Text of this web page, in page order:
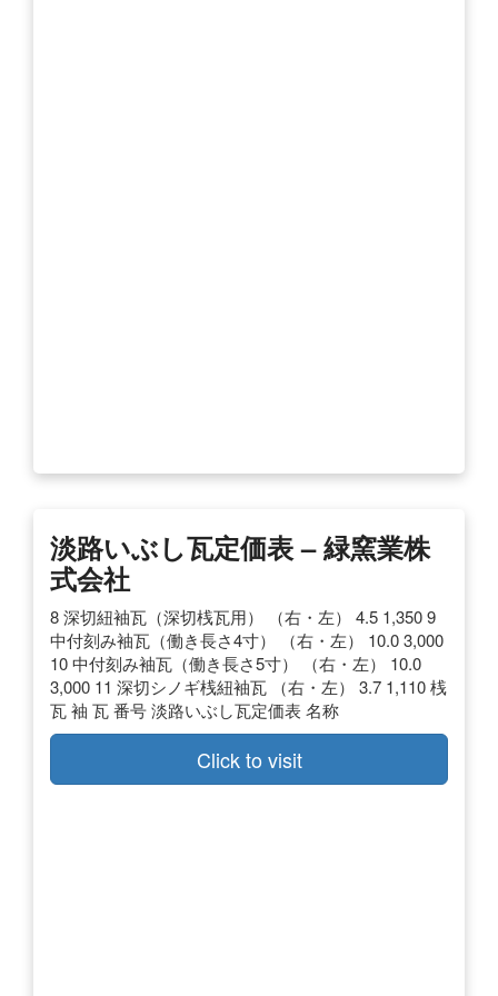
淡路いぶし瓦定価表 – 緑窯業株
式会社
8 深切紐袖瓦（深切桟瓦用） （右・左） 4.5 1,350 9
中付刻み袖瓦（働き長さ4寸） （右・左） 10.0 3,000
10 中付刻み袖瓦（働き長さ5寸） （右・左） 10.0
3,000 11 深切シノギ桟紐袖瓦 （右・左） 3.7 1,110 桟
瓦 袖 瓦 番号 淡路いぶし瓦定価表 名称
Click to visit